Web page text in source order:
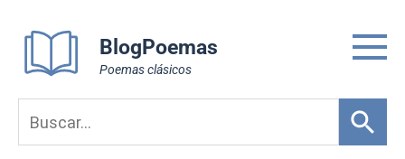
content
BlogPoemas
Poemas clásicos